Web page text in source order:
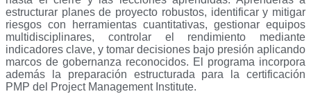
estructurar planes de proyecto robustos, identificar y mitigar
riesgos con herramientas cuantitativas, gestionar equipos
multidisciplinares, controlar el rendimiento mediante
indicadores clave, y tomar decisiones bajo presión aplicando
marcos de gobernanza reconocidos. El programa incorpora
además la preparación estructurada para la certificación
PMP del Project Management Institute.